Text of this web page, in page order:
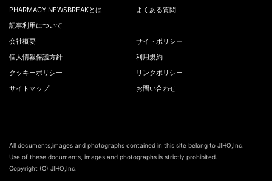
PHARMACY NEWSBREAKとは
よくある質問
記事利用について
会社概要
サイトポリシー
個人情報保護方針
利用規約
クッキーポリシー
リンクポリシー
サイトマップ
お問い合わせ
All documents,images and photographs contained in this site belong to JIHO,Inc.
Use of these documents, images and photographs is strictly prohibited.
Copyright (C) JIHO,Inc.